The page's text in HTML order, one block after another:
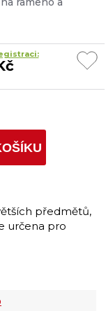
předmětů,
určena pro